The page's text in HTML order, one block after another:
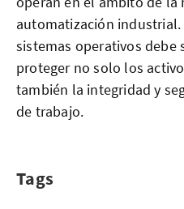
automatización industrial.
sistemas operativos debe
proteger no solo los
también la integridad y
de trabajo.
Tags